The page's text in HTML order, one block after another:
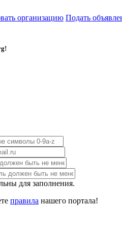
организацию Подать
!
для заполнения.
правила нашего портала!